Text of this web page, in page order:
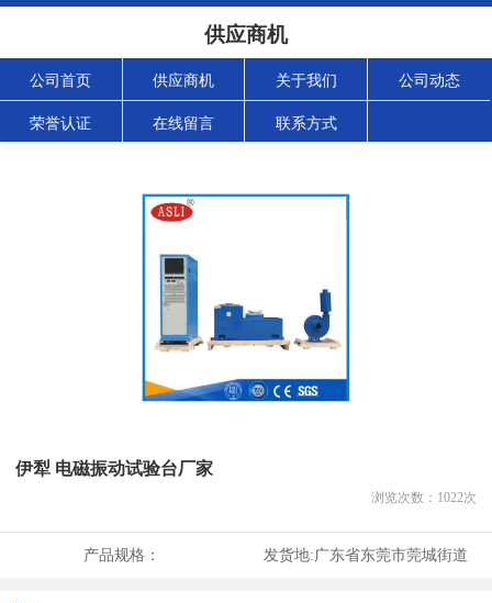
供应商机
公司首页 供应商机 关于我们 公司动态
荣誉认证 在线留言 联系方式
伊犁 电磁振动试验台厂家
浏览次数： 1022次
产品规格： 发货地:广东省东莞市莞城街道